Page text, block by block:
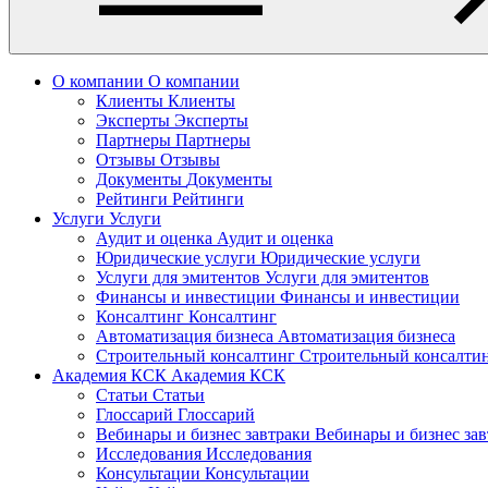
О компании О компании
Клиенты Клиенты
Эксперты Эксперты
Партнеры Партнеры
Отзывы Отзывы
Документы Документы
Рейтинги Рейтинги
Услуги Услуги
Аудит и оценка Аудит и оценка
Юридические услуги Юридические услуги
Услуги для эмитентов Услуги для эмитентов
Финансы и инвестиции Финансы и инвестиции
Консалтинг Консалтинг
Автоматизация бизнеса Автоматизация бизнеса
Строительный консалтинг Строительный
Академия КСК Академия КСК
Статьи Статьи
Глоссарий Глоссарий
Вебинары и бизнес завтраки Вебинары и бизнес
Исследования Исследования
Консультации Консультации